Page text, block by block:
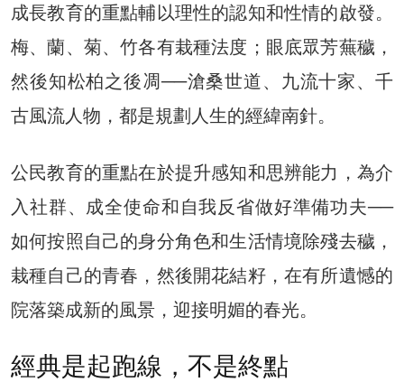
成長教育的重點輔以理性的認知和性情的啟發。
梅、蘭、菊、竹各有栽種法度；眼底眾芳蕪穢，
然後知松柏之後凋──滄桑世道、九流十家、千
古風流人物，都是規劃人生的經緯南針。
公民教育的重點在於提升感知和思辨能力，為介
入社群、成全使命和自我反省做好準備功夫──
如何按照自己的身分角色和生活情境除殘去穢，
栽種自己的青春，然後開花結籽，在有所遺憾的
院落築成新的風景，迎接明媚的春光。
經典是起跑線，不是終點